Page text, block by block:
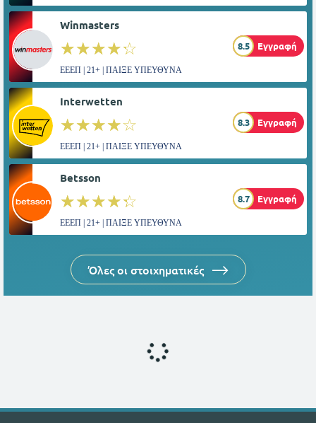
Winmasters
☆☆☆☆☆
★★★★★ 8.5 Εγγραφή
ΕΕΕΠ | 21+ | ΠΑΙΞΕ ΥΠΕΥΘΥΝΑ
Interwetten
☆☆☆☆☆
★★★★★ 8.3 Εγγραφή
ΕΕΕΠ | 21+ | ΠΑΙΞΕ ΥΠΕΥΘΥΝΑ
Betsson
☆☆☆☆☆
★★★★★ 8.7 Εγγραφή
ΕΕΕΠ | 21+ | ΠΑΙΞΕ ΥΠΕΥΘΥΝΑ
Όλες οι στοιχηματικές